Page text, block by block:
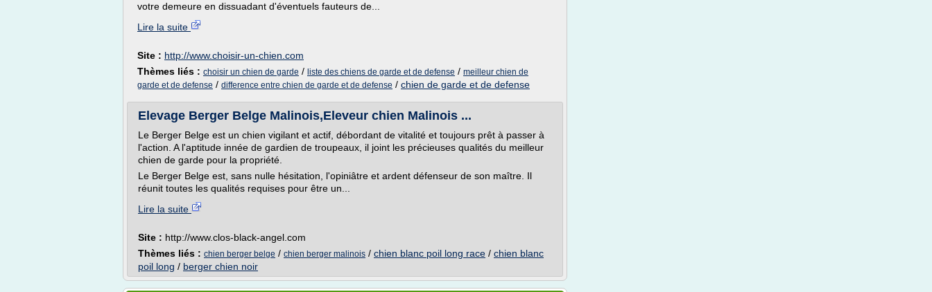
votre demeure en dissuadant d'éventuels fauteurs de...
Lire la suite
Site : http://www.choisir-un-chien.com
Thèmes liés : choisir un chien de garde / liste des chiens de garde et de defense / meilleur chien de
garde et de defense / difference entre chien de garde et de defense / chien de garde et de defense
Elevage Berger Belge Malinois,Eleveur chien Malinois ...
Le Berger Belge est un chien vigilant et actif, débordant de vitalité et toujours prêt à passer à
l'action. A l'aptitude innée de gardien de troupeaux, il joint les précieuses qualités du meilleur
chien de garde pour la propriété.
Le Berger Belge est, sans nulle hésitation, l'opiniâtre et ardent défenseur de son maître. Il
réunit toutes les qualités requises pour être un...
Lire la suite
Site : http://www.clos-black-angel.com
Thèmes liés : chien berger belge / chien berger malinois / chien blanc poil long race / chien blanc
poil long / berger chien noir